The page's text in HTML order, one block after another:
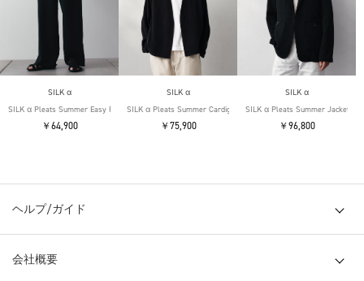
SILK α
SILK α Pleats Summer Easy Pants
￥64,900
SILK α
SILK α Pleats Summer Cardigan
￥75,900
SILK α
SILK α Pleats Summer Jacket
￥96,800
ヘルプ/ガイド
会社概要